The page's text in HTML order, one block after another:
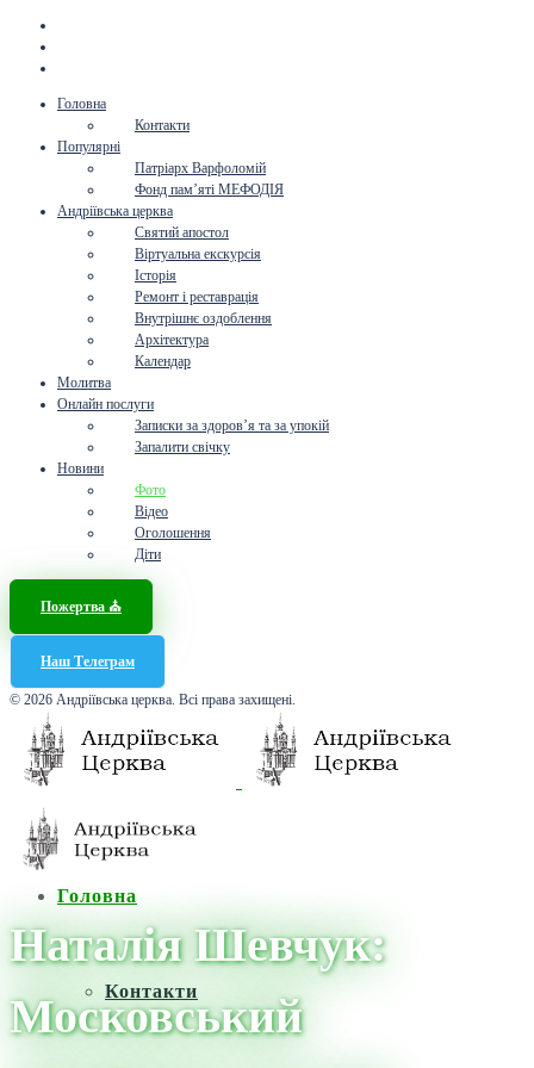
Головна
Контакти
Популярні
Патріарх Варфоломій
Фонд пам’яті МЕФОДІЯ
Андріївська церква
Святий апостол
Віртуальна екскурсія
Історія
Ремонт і реставрація
Внутрішнє оздоблення
Архітектура
Календар
Молитва
Онлайн послуги
Записки за здоров’я та за упокій
Запалити свічку
Новини
Фото
Відео
Оголошення
Діти
Пожертва ⛪️
Наш Телеграм
© 2026 Андріївська церква. Всі права захищені.
Головна
Контакти
Наталія Шевчук:
Московський